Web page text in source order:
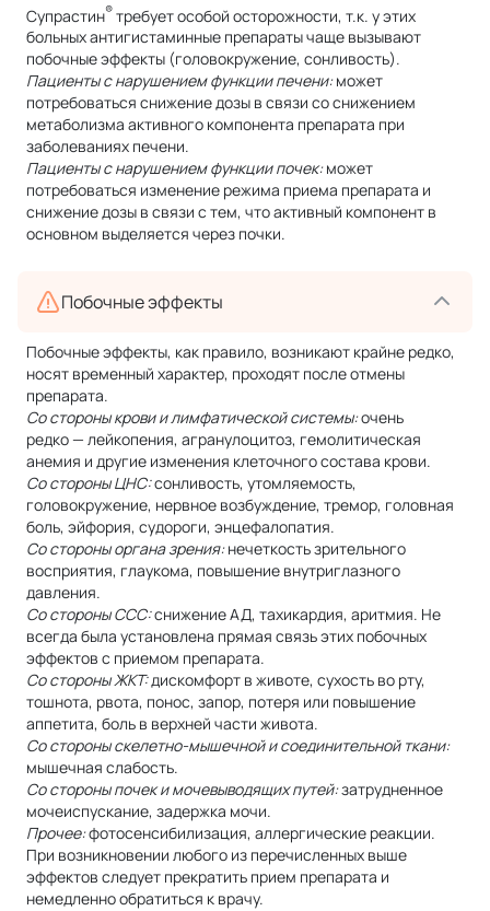
Супрастин® требует особой осторожности, т.к. у этих
больных антигистаминные препараты чаще вызывают
побочные эффекты (головокружение, сонливость).
Пациенты с нарушением функции печени:может
потребоваться снижение дозы в связи со снижением
метаболизма активного компонента препарата при
заболеваниях печени.
Пациенты с нарушением функции почек:может
потребоваться изменение режима приема препарата и
снижение дозы в связи с тем, что активный компонент в
основном выделяется через почки.
Побочные эффекты
Побочные эффекты, как правило, возникают крайне редко,
носят временный характер, проходят после отмены
препарата.
Со стороны крови и лимфатической системы:очень
редко — лейкопения, агранулоцитоз, гемолитическая
анемия и другие изменения клеточного состава крови.
Со стороны ЦНС:сонливость, утомляемость,
головокружение, нервное возбуждение, тремор, головная
боль, эйфория, судороги, энцефалопатия.
Со стороны органа зрения:нечеткость зрительного
восприятия, глаукома, повышение внутриглазного
давления.
Со стороны ССС:снижение АД, тахикардия, аритмия. Не
всегда была установлена прямая связь этих побочных
эффектов с приемом препарата.
Со стороны ЖКТ:дискомфорт в животе, сухость во рту,
тошнота, рвота, понос, запор, потеря или повышение
аппетита, боль в верхней части живота.
Со стороны скелетно-мышечной и соединительной ткани:
мышечная слабость.
Со стороны почек и мочевыводящих путей:затрудненное
мочеиспускание, задержка мочи.
Прочее:фотосенсибилизация, аллергические реакции.
При возникновении любого из перечисленных выше
эффектов следует прекратить прием препарата и
немедленно обратиться к врачу.